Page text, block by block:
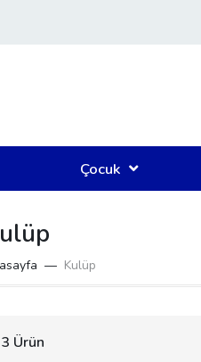
Çocuk
Kulüp
3 Ürün